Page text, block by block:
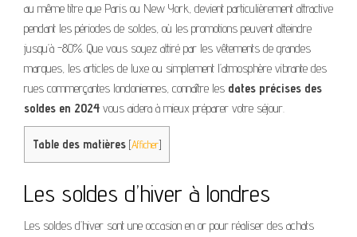
au même titre que Paris ou New York, devient particulièrement attractive
pendant les périodes de soldes, où les promotions peuvent atteindre
jusqu’à -80%. Que vous soyez attiré par les vêtements de grandes
marques, les articles de luxe ou simplement l’atmosphère vibrante des
rues commerçantes londoniennes, connaître les dates précises des
soldes en 2024 vous aidera à mieux préparer votre séjour.
Table des matières [Afficher]
Les soldes d’hiver à londres
Les soldes d’hiver sont une occasion en or pour réaliser des achats